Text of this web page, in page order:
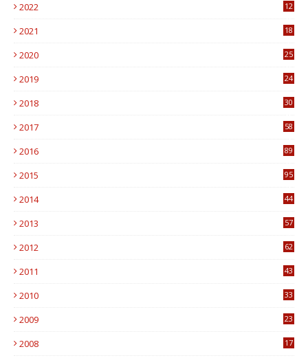
2022
12
2021
18
2020
25
2019
24
2018
30
2017
58
2016
89
2015
95
2014
44
2013
57
2012
62
2011
43
2010
33
2009
23
2008
17